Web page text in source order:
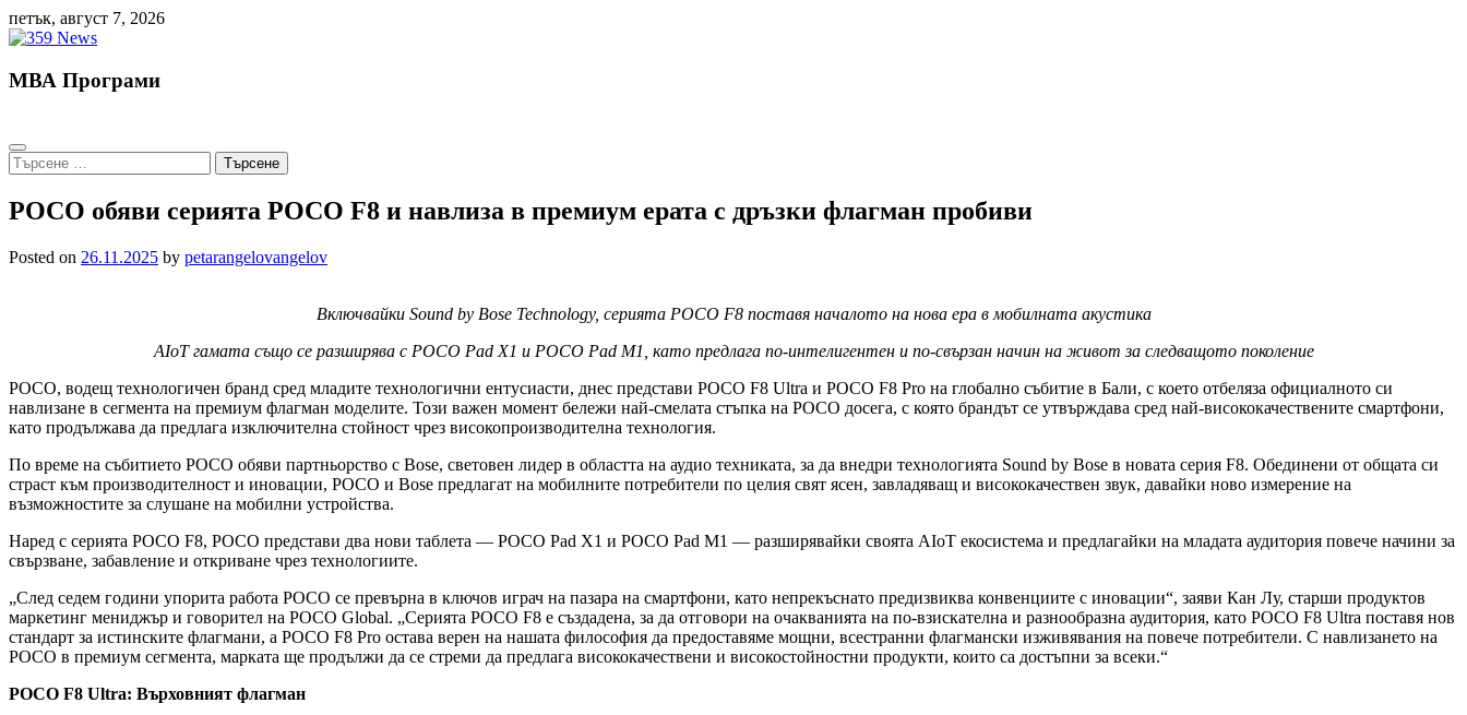
Skip
to
петък, август 7, 2026
МВА Програми
Търсене
за:
POCO обяви серията POCO F8 и навлиза в премиум ерата с дръзки флагман пробиви
Posted on 26.11.2025 by petarangelovangelov
Включвайки Sound by Bose Technology, серията POCO F8 поставя началото на нова ера в мобилната акустика
AIoT гамата също се разширява с POCO Pad X1 и POCO Pad M1, като предлага по-интелигентен и по-свързан начин на живот за следващото поколение
POCO, водещ технологичен бранд сред младите технологични ентусиасти, днес представи POCO F8 Ultra и POCO F8 Pro на глобално събитие в Бали, с което отбеляза официалното си
навлизане в сегмента на премиум флагман моделите. Този важен момент бележи най-смелата стъпка на POCO досега, с която брандът се утвърждава сред най-висококачествените смартфони,
като продължава да предлага изключителна стойност чрез високопроизводителна технология.
По време на събитието POCO обяви партньорство с Bose, световен лидер в областта на аудио техниката, за да внедри технологията Sound by Bose в новата серия F8. Обединени от общата си
страст към производителност и иновации, POCO и Bose предлагат на мобилните потребители по целия свят ясен, завладяващ и висококачествен звук, давайки ново измерение на
възможностите за слушане на мобилни устройства.
Наред с серията POCO F8, POCO представи два нови таблета — POCO Pad X1 и POCO Pad M1 — разширявайки своята AIoT екосистема и предлагайки на младата аудитория повече начини за
свързване, забавление и откриване чрез технологиите.
„След седем години упорита работа POCO се превърна в ключов играч на пазара на смартфони, като непрекъснато предизвиква конвенциите с иновации“, заяви Кан Лу, старши продуктов
маркетинг мениджър и говорител на POCO Global. „Серията POCO F8 е създадена, за да отговори на очакванията на по-взискателна и разнообразна аудитория, като POCO F8 Ultra поставя нов
стандарт за истинските флагмани, а POCO F8 Pro остава верен на нашата философия да предоставяме мощни, всестранни флагмански изживявания на повече потребители. С навлизането на
POCO в премиум сегмента, марката ще продължи да се стреми да предлага висококачествени и високостойностни продукти, които са достъпни за всеки.“
POCO F8 Ultra: Върховният флагман